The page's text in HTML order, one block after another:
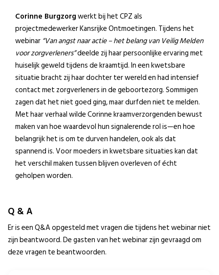
Corinne Burgzorgwerkt bij het CPZ als
projectmedewerker Kansrijke Ontmoetingen. Tijdens het
webinar “Van angst naar actie – het belang van Veilig Melden
voor zorgverleners”deelde zij haar persoonlijke ervaring met
huiselijk geweld tijdens de kraamtijd. In een kwetsbare
situatie bracht zij haar dochter ter wereld en had intensief
contact met zorgverleners in de geboortezorg. Sommigen
zagen dat het niet goed ging, maar durfden niet te melden.
Met haar verhaal wilde Corinne kraamverzorgenden bewust
maken van hoe waardevol hun signalerende rol is—en hoe
belangrijk het is om te durven handelen, ook als dat
spannend is. Voor moeders in kwetsbare situaties kan dat
het verschil maken tussen blijven overleven of écht
geholpen worden.
Q & A
Er is een Q&A opgesteld met vragen die tijdens het webinar niet
zijn beantwoord. De gasten van het webinar zijn gevraagd om
deze vragen te beantwoorden.